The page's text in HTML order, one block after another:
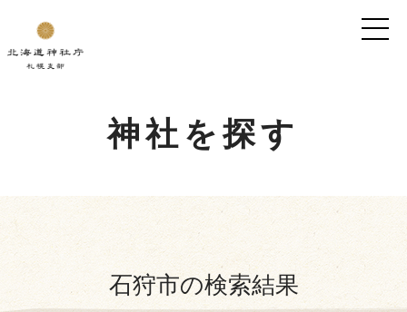
神社を探す
石狩市の検索結果